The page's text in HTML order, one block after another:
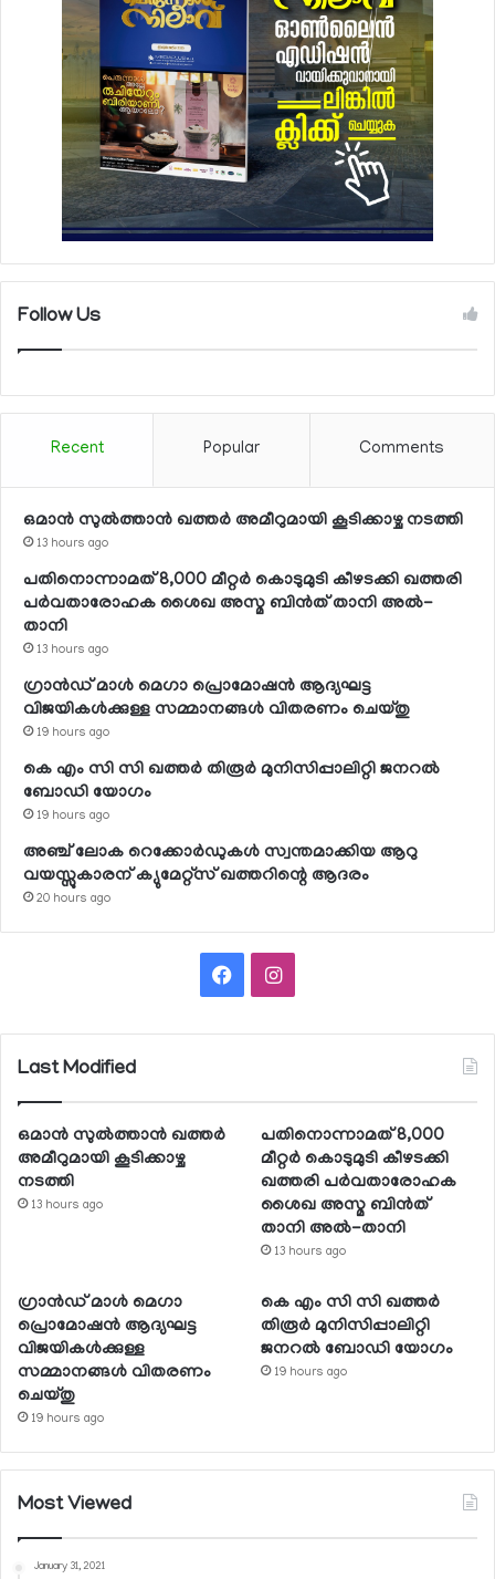
Follow Us
Recent Popular Comments
ഒമാന്‍ സുല്‍ത്താന്‍ ഖത്തര്‍ അമീറുമായി കൂടിക്കാഴ്ച നടത്തി
13 hours ago
പതിനൊന്നാമത് 8,000 മീറ്റര്‍ കൊടുമുടി കീഴടക്കി ഖത്തരി
പര്‍വതാരോഹക ശൈഖ അസ്മ ബിന്‍ത് താനി അല്‍-
താനി
13 hours ago
ഗ്രാന്‍ഡ് മാള്‍ മെഗാ പ്രൊമോഷന്‍ ആദ്യഘട്ട
വിജയികള്‍ക്കുള്ള സമ്മാനങ്ങള്‍ വിതരണം ചെയ്തു
19 hours ago
കെ എം സി സി ഖത്തര്‍ തിരൂര്‍ മുനിസിപ്പാലിറ്റി ജനറല്‍
ബോഡി യോഗം
19 hours ago
അഞ്ച് ലോക റെക്കോര്‍ഡുകള്‍ സ്വന്തമാക്കിയ ആറു
വയസ്സുകാരന് ക്യുമേറ്റ്‌സ് ഖത്തറിന്റെ ആദരം
20 hours ago
FacebookInstagram
Last Modified
ഒമാന്‍ സുല്‍ത്താന്‍ ഖത്തര്‍
അമീറുമായി കൂടിക്കാഴ്ച
നടത്തി
13 hours ago
പതിനൊന്നാമത് 8,000
മീറ്റര്‍ കൊടുമുടി കീഴടക്കി
ഖത്തരി പര്‍വതാരോഹക
ശൈഖ അസ്മ ബിന്‍ത്
താനി അല്‍-താനി
13 hours ago
ഗ്രാന്‍ഡ് മാള്‍ മെഗാ
പ്രൊമോഷന്‍ ആദ്യഘട്ട
വിജയികള്‍ക്കുള്ള
സമ്മാനങ്ങള്‍ വിതരണം
ചെയ്തു
19 hours ago
കെ എം സി സി ഖത്തര്‍
തിരൂര്‍ മുനിസിപ്പാലിറ്റി
ജനറല്‍ ബോഡി യോഗം
19 hours ago
Most Viewed
January 31, 2021